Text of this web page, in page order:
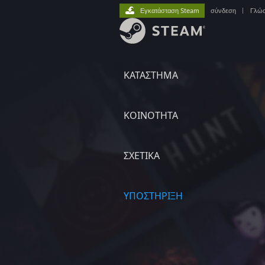
ΚΑΤΑΣΤΗΜΑ
ΚΟΙΝΟΤΗΤΑ
ΣΧΕΤΙΚΆ
ΥΠΟΣΤΗΡΙΞΗ
Εγκατάσταση Steam σύνδεση